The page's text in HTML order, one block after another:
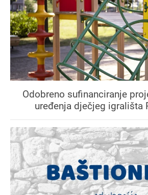
Odobreno sufinanciranje
uređenja dječjeg igrališta